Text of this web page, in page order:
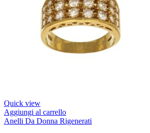
Quick view
Aggiungi al carrello
Anelli Da Donna Rigenerati